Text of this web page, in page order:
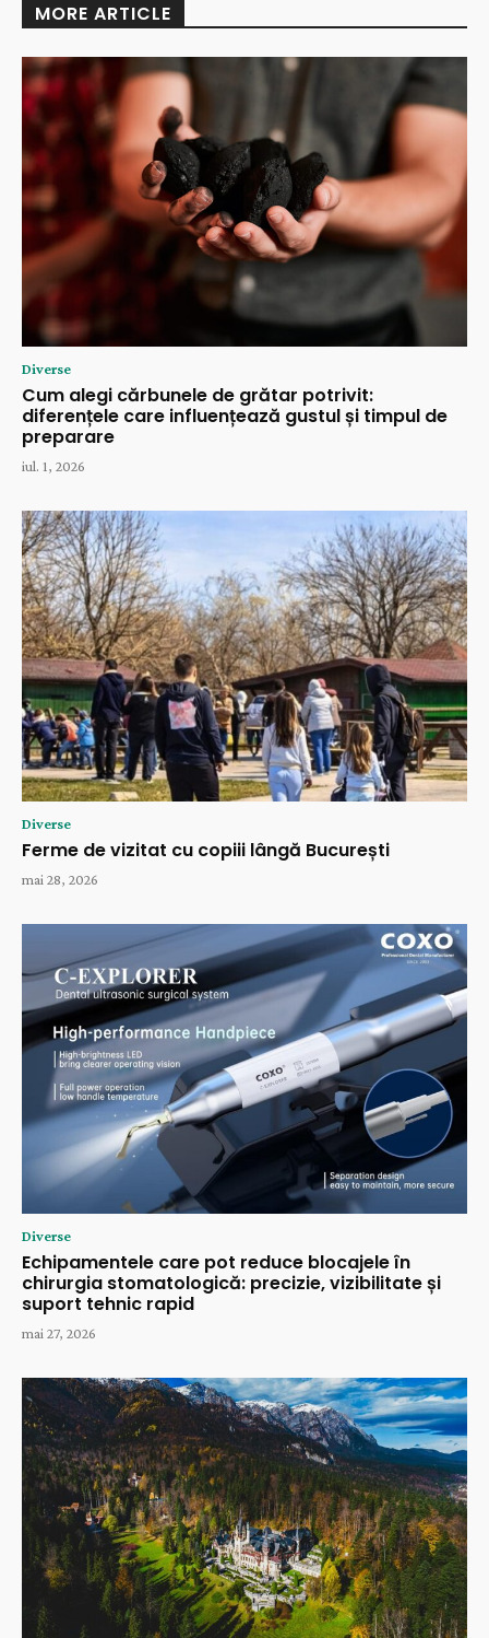
MORE ARTICLE
Diverse
Cum alegi cărbunele de grătar potrivit:
diferențele care influențează gustul și timpul de
preparare
iul. 1, 2026
Diverse
Ferme de vizitat cu copiii lângă București
mai 28, 2026
Diverse
Echipamentele care pot reduce blocajele în
chirurgia stomatologică: precizie, vizibilitate și
suport tehnic rapid
mai 27, 2026